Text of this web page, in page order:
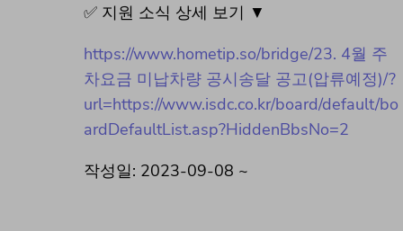
✅ 지원 소식 상세 보기 ▼
https://www.hometip.so/bridge/23. 4월 주
차요금 미납차량 공시송달 공고(압류예정)/?
url=https://www.isdc.co.kr/board/default/bo
ardDefaultList.asp?HiddenBbsNo=2
작성일: 2023-09-08 ~